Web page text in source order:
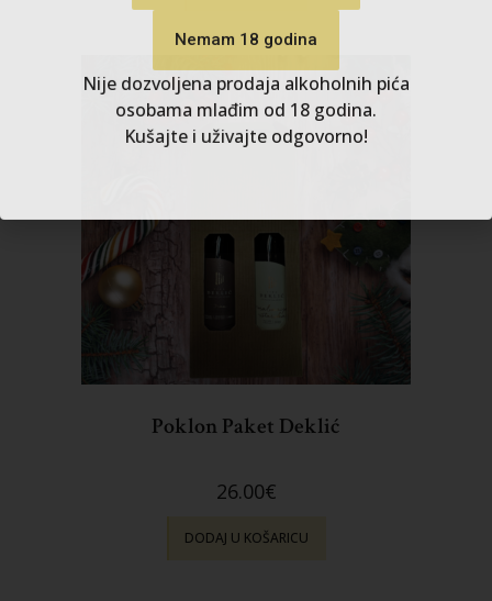
Poklon Paket Deklić
26.00€
DODAJ U KOŠARICU
Nije dozvoljena prodaja alkoholnih pića
osobama mlađim od 18 godina.
Kušajte i uživajte odgovorno!